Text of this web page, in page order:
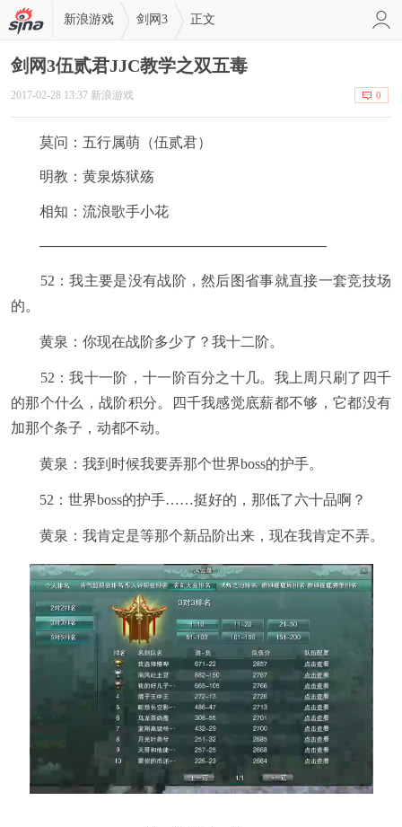
新浪游戏 剑网3 正文
剑网3伍贰君JJC教学之双五毒
2017-02-28 13:37 新浪游戏 0
莫问：五行属萌（伍贰君）
明教：黄泉炼狱殇
相知：流浪歌手小花
————————————————————
52：我主要是没有战阶，然后图省事就直接一套竞技场
的。
黄泉：你现在战阶多少了？我十二阶。
52：我十一阶，十一阶百分之十几。我上周只刷了四千
的那个什么，战阶积分。四千我感觉底薪都不够，它都没有
加那个条子，动都不动。
黄泉：我到时候我要弄那个世界boss的护手。
52：世界boss的护手……挺好的，那低了六十品啊？
黄泉：我肯定是等那个新品阶出来，现在我肯定不弄。